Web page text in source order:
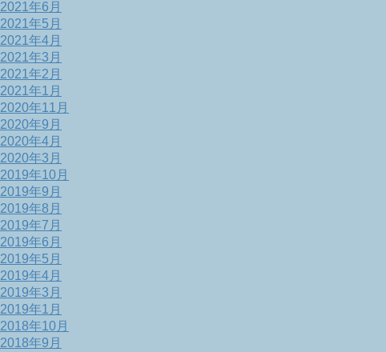
2021年6月
2021年5月
2021年4月
2021年3月
2021年2月
2021年1月
2020年11月
2020年9月
2020年4月
2020年3月
2019年10月
2019年9月
2019年8月
2019年7月
2019年6月
2019年5月
2019年4月
2019年3月
2019年1月
2018年10月
2018年9月